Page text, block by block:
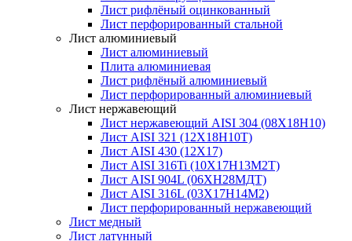
Лист рифлёный оцинкованный
Лист перфорированный стальной
Лист алюминиевый
Лист алюминиевый
Плита алюминиевая
Лист рифлёный алюминиевый
Лист перфорированный алюминиевый
Лист нержавеющий
Лист нержавеющий AISI 304 (08Х18Н10)
Лист AISI 321 (12Х18Н10Т)
Лист AISI 430 (12Х17)
Лист AISI 316Ti (10Х17Н13М2Т)
Лист AISI 904L (06ХН28МДТ)
Лист AISI 316L (03Х17Н14М2)
Лист перфорированный нержавеющий
Лист медный
Лист латунный